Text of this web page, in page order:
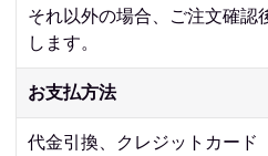
それ以外の場合、ご注文確認
します。
お支払方法
代金引換、クレジットカード